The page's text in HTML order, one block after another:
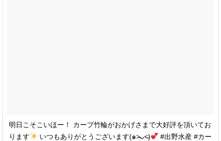
明日こそこいほー！ カープ竹輪がおかげさまで大好評を頂いてお
ります
いつもありがとうございます(๑˃̵ᴗ˂̵)
#出野水産 #カー